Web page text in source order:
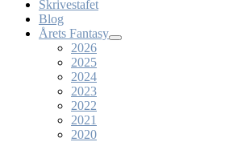
Skrivestafet
Blog
Årets Fantasy
2026
2025
2024
2023
2022
2021
2020